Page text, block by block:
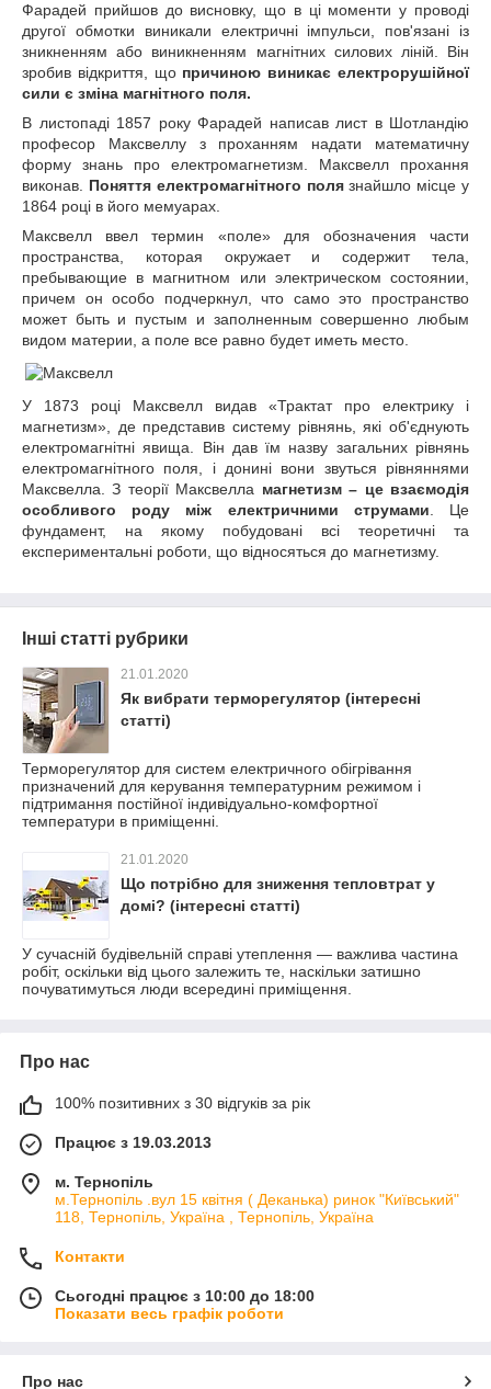
Фарадей прийшов до висновку, що в ці моменти у проводі
другої обмотки виникали електричні імпульси, пов'язані із
зникненням або виникненням магнітних силових ліній. Він
зробив відкриття, що причиною виникає електрорушійної
сили є зміна магнітного поля.
В листопаді 1857 року Фарадей написав лист в Шотландію
професор Максвеллу з проханням надати математичну
форму знань про електромагнетизм. Максвелл прохання
виконав. Поняття електромагнітного полязнайшло місце у
1864 році в його мемуарах.
Максвелл ввел термин «поле» для обозначения части
пространства, которая окружает и содержит тела,
пребывающие в магнитном или электрическом состоянии,
причем он особо подчеркнул, что само это пространство
может быть и пустым и заполненным совершенно любым
видом материи, а поле все равно будет иметь место.
У 1873 році Максвелл видав «Трактат про електрику і
магнетизм», де представив систему рівнянь, які об'єднують
електромагнітні явища. Він дав їм назву загальних рівнянь
електромагнітного поля, і донині вони звуться рівняннями
Максвелла. З теорії Максвелла магнетизм – це взаємодія
особливого роду між електричними струмами . Це
фундамент, на якому побудовані всі теоретичні та
експериментальні роботи, що відносяться до магнетизму.
Інші статті рубрики
21.01.2020
Як вибрати терморегулятор (інтересні
статті)
Терморегулятор для систем електричного обігрівання
призначений для керування температурним режимом і
підтримання постійної індивідуально-комфортної
температури в приміщенні.
21.01.2020
Що потрібно для зниження тепловтрат у
домі? (інтересні статті)
У сучасній будівельній справі утеплення — важлива частина
робіт, оскільки від цього залежить те, наскільки затишно
почуватимуться люди всередині приміщення.
Про нас
100% позитивних з 30 відгуків за рік
Працює з 19.03.2013
м. Тернопіль
м.Тернопіль .вул 15 квітня ( Деканька) ринок "Київський"
118, Тернопіль, Україна , Тернопіль, Україна
Контакти
Сьогодні працює з 10:00 до 18:00
Показати весь графік роботи
Про нас